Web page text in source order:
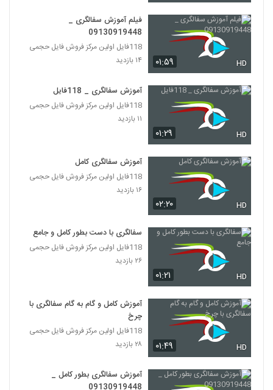
۰۱:۵۹ HD
فیلم آموزش سفالگری _
09130919448
118فایل اولین مرکز فروش فایل حجمی
۱۴ بازدید
۰۱:۲۹ HD
آموزش سفالگری _ 118فایل
118فایل اولین مرکز فروش فایل حجمی
۱۱ بازدید
۰۲:۲۰ HD
آموزش سفالگری کامل
118فایل اولین مرکز فروش فایل حجمی
۱۶ بازدید
۰۱:۲۱ HD
سفالگری با دست بطور کامل و جامع
118فایل اولین مرکز فروش فایل حجمی
۲۶ بازدید
۰۱:۴۹ HD
آموزش کامل و گام به گام سفالگری با
چرخ
118فایل اولین مرکز فروش فایل حجمی
۲۸ بازدید
آموزش سفالگری بطور کامل _
09130919448